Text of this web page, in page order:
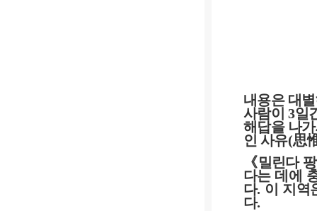
내용은 대
사람이 3일
해답을 나
인 사유(思
《밀린다
다는 데에
다. 이 지역
다.